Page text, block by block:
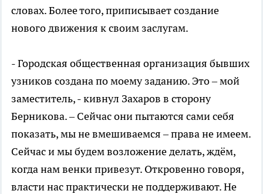
словах. Более того, приписывает создание
нового движения к своим заслугам.
- Городская общественная организация бывших
узников создана по моему заданию. Это – мой
заместитель, - кивнул Захаров в сторону
Берникова. – Сейчас они пытаются сами себя
показать, мы не вмешиваемся – права не имеем.
Сейчас и мы будем возложение делать, ждём,
когда нам венки привезут. Откровенно говоря,
власти нас практически не поддерживают. Не